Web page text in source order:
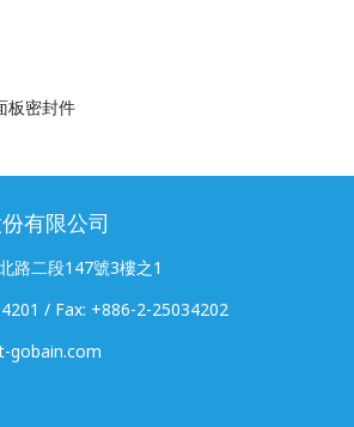
板密封件
有限公司
路二段147號3樓之1
/ Fax: +886-2-25034202
gobain.com